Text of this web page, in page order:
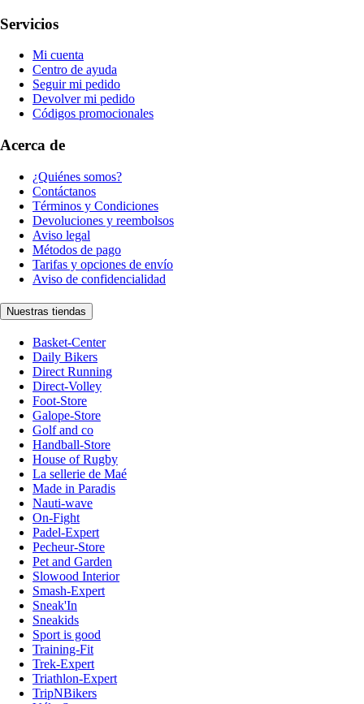
Servicios
Mi cuenta
Centro de ayuda
Seguir mi pedido
Devolver mi pedido
Códigos promocionales
Acerca de
¿Quiénes somos?
Contáctanos
Términos y Condiciones
Devoluciones y reembolsos
Aviso legal
Métodos de pago
Tarifas y opciones de envío
Aviso de confidencialidad
Nuestras tiendas
Basket-Center
Daily Bikers
Direct Running
Direct-Volley
Foot-Store
Galope-Store
Golf and co
Handball-Store
House of Rugby
La sellerie de Maé
Made in Paradis
Nauti-wave
On-Fight
Padel-Expert
Pecheur-Store
Pet and Garden
Slowood Interior
Smash-Expert
Sneak'In
Sneakids
Sport is good
Training-Fit
Trek-Expert
Triathlon-Expert
TripNBikers